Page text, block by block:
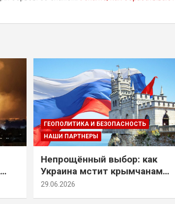
ГЕОПОЛИТИКА И БЕЗОПАСНОСТЬ
НАШИ ПАРТНЕРЫ
Непрощённый выбор: как
Украина мстит крымчанам
за их историческое решение
29.06.2026